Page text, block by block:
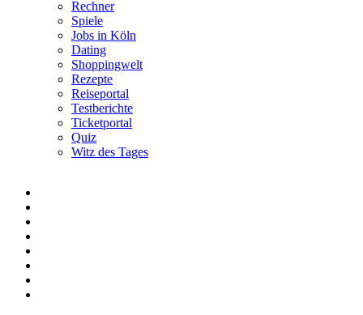
Rechner
Spiele
Jobs in Köln
Dating
Shoppingwelt
Rezepte
Reiseportal
Testberichte
Ticketportal
Quiz
Witz des Tages